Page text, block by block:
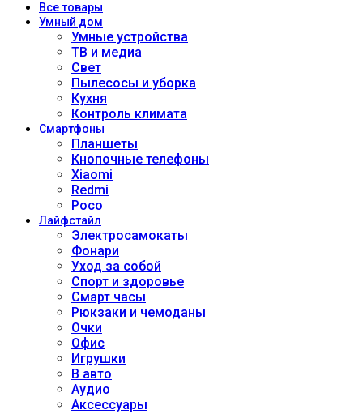
Всетовары
Умный дом
Умные устройства
ТВ и медиа
Свет
Пылесосы и уборка
Кухня
Контроль климата
Смартфоны
Планшеты
Кнопочные телефоны
Xiaomi
Redmi
Poco
Лайфстайл
Электросамокаты
Фонари
Уход за собой
Спорт и здоровье
Смарт часы
Рюкзаки и чемоданы
Очки
Офис
Игрушки
В авто
Аудио
Аксессуары